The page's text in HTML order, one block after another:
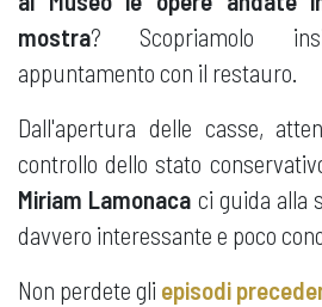
mostra? Scopriamolo
appuntamento con il restauro.
Dall'apertura delle casse,
controllo dello stato
Miriam Lamonaca ci guida alla
davvero interessante e poco
Non perdete gli episodi